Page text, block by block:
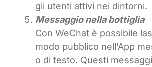
gli utenti attivi nei dintorni.
Messaggio nella bottiglia
Con WeChat è possibile
modo pubblico nell’App
o di testo. Questi